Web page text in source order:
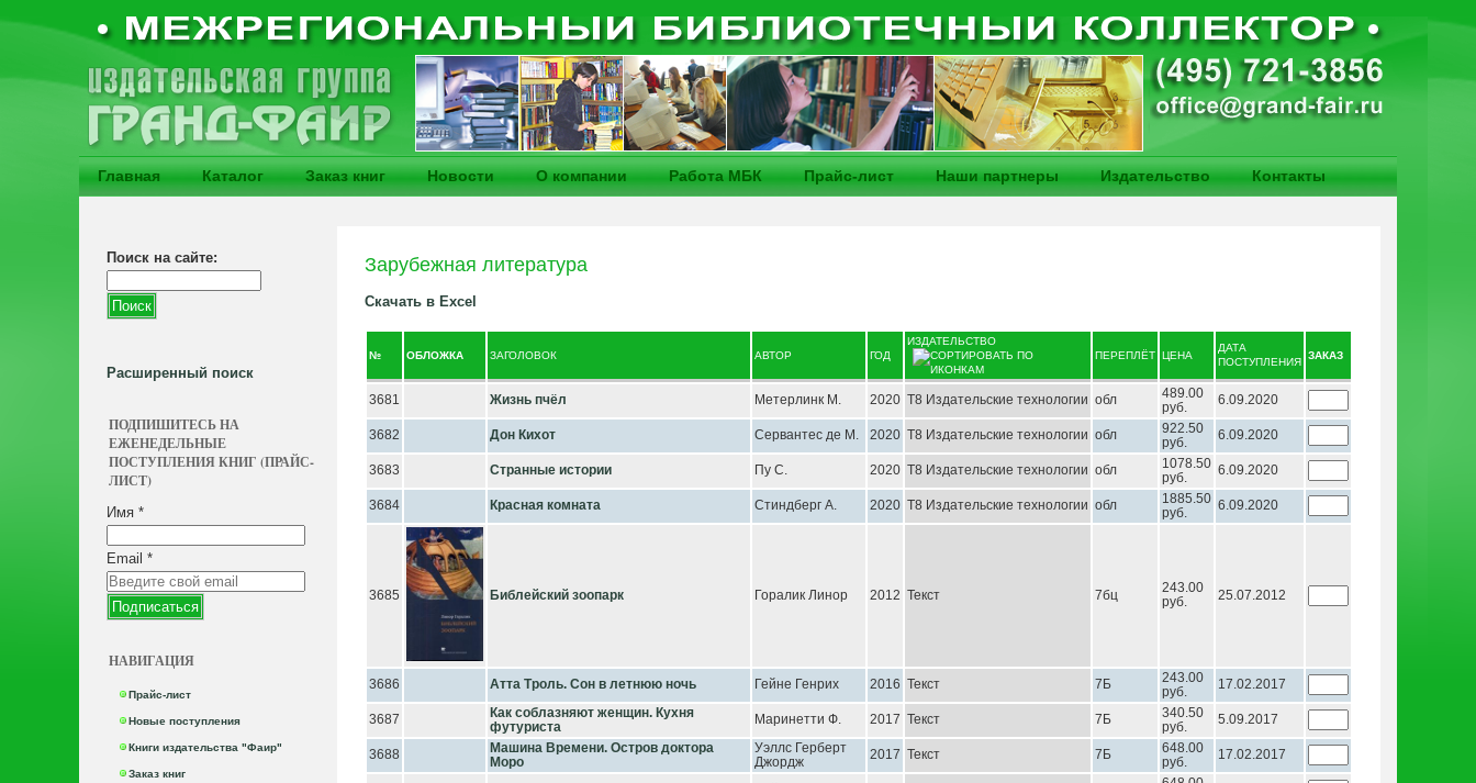
Главная Каталог Заказ книг Новости О компании Работа МБК Прайс-лист Наши партнеры Издательство Контакты
Поиск на сайте:
Расширенный поиск
ПОДПИШИТЕСЬ НА
ЕЖЕНЕДЕЛЬНЫЕ
ПОСТУПЛЕНИЯ КНИГ (ПРАЙС-
ЛИСТ)
Имя *
Email *
НАВИГАЦИЯ
Прайс-лист
Новые поступления
Книги издательства "Фаир"
Заказ книг
Зарубежная литература
Скачать в Excel
№ ОБЛОЖКА ЗАГОЛОВОК АВТОР ГОД
ИЗДАТЕЛЬСТВО
ПЕРЕПЛЁТ ЦЕНА
ДАТА
ПОСТУПЛЕНИЯ
ЗАКАЗ
3681 Жизнь пчёл Метерлинк М. 2020 Т8 Издательские технологии обл
489.00
руб.
6.09.2020
3682 Дон Кихот Сервантес де М. 2020 Т8 Издательские технологии обл
922.50
руб.
6.09.2020
3683 Странные истории Пу С. 2020 Т8 Издательские технологии обл
1078.50
руб.
6.09.2020
3684 Красная комната Стиндберг А. 2020 Т8 Издательские технологии обл
1885.50
руб.
6.09.2020
3685 Библейский зоопарк Горалик Линор 2012 Текст 7бц
243.00
руб.
25.07.2012
3686 Атта Троль. Сон в летнюю ночь Гейне Генрих 2016 Текст 7Б
243.00
руб.
17.02.2017
3687
Как соблазняют женщин. Кухня
футуриста
Маринетти Ф. 2017 Текст 7Б
340.50
руб.
5.09.2017
3688
Машина Времени. Остров доктора
Моро
Уэллс Герберт
Джордж
2017 Текст 7Б
648.00
руб.
17.02.2017